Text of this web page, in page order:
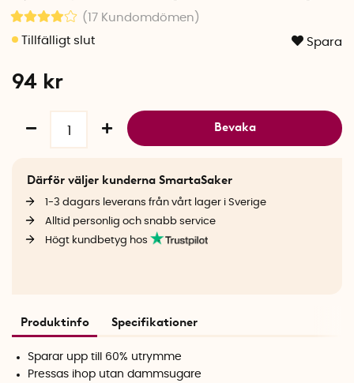
(17 Kundomdömen )
Spara
94 kr
Bevaka
Därför väljer kunderna SmartaSaker
1-3 dagars leverans från vårt lager i Sverige
Alltid personlig och snabb service
Högt kundbetyg hos
Produktinfo Specifikationer
Sparar upp till 60% utrymme
Pressas ihop utan dammsugare